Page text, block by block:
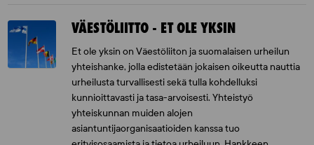
VÄESTÖLIITTO - ET OLE YKSIN
Et ole yksin on Väestöliiton ja suomalaisen urheilun
yhteishanke, jolla edistetään jokaisen oikeutta nauttia
urheilusta turvallisesti sekä tulla kohdelluksi
kunnioittavasti ja tasa-arvoisesti. Yhteistyö
yhteiskunnan muiden alojen
asiantuntijaorganisaatioiden kanssa tuo